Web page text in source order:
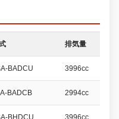
排気量
BADCU 3996cc
BADCB 2994cc